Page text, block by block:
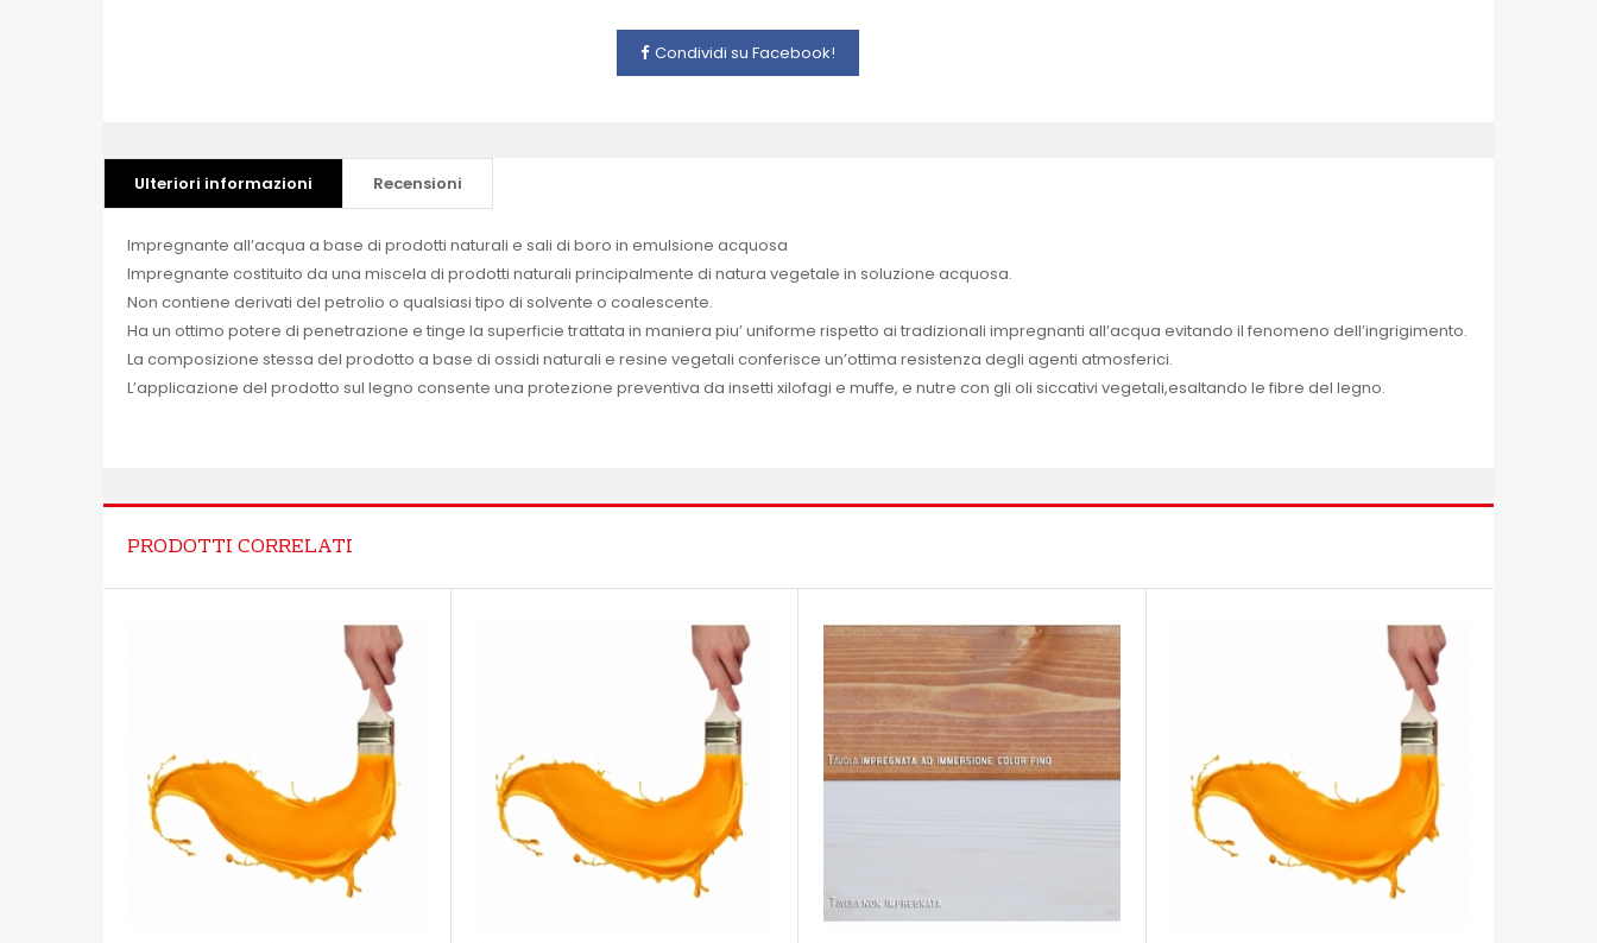
Condividi su Facebook!
Ulteriori informazioni Recensioni
Impregnante all’acqua a base di prodotti naturali e sali di boro in emulsione acquosa
Impregnante costituito da una miscela di prodotti naturali principalmente di natura vegetale in soluzione acquosa.
Non contiene derivati del petrolio o qualsiasi tipo di solvente o coalescente.
Ha un ottimo potere di penetrazione e tinge la superficie trattata in maniera piu’ uniforme rispetto ai tradizionali impregnanti all’acqua evitando il fenomeno dell’ingrigimento.
La composizione stessa del prodotto a base di ossidi naturali e resine vegetali conferisce un’ottima resistenza degli agenti atmosferici.
L’applicazione del prodotto sul legno consente una protezione preventiva da insetti xilofagi e muffe, e nutre con gli oli siccativi vegetali,esaltando le fibre del legno.
PRODOTTI CORRELATI